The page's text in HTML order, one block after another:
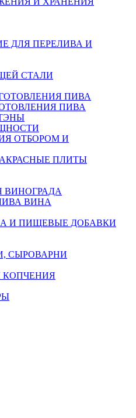
ДЛЯ ПЕРЕЛИВА И
СТАЛИ
ПИВА
ПИВА
ОТБОРОМ И
ПЛИТЫ
ВИНОГРАДА
ВИНА
И ПИЩЕВЫЕ ДОБАВКИ
СЫРОВАРНИ
КОПЧЕНИЯ